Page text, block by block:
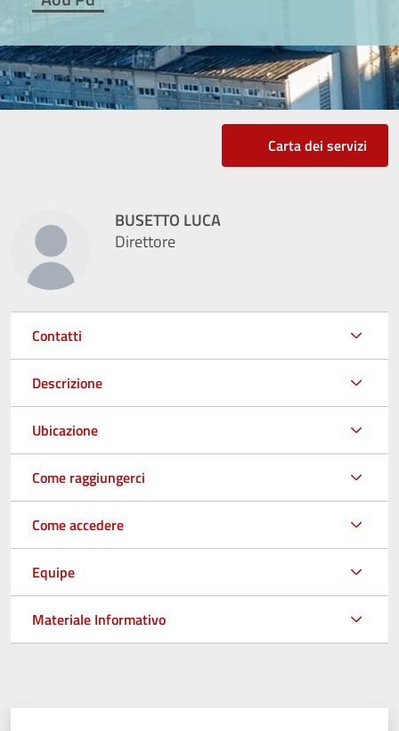
Carta dei servizi
BUSETTO LUCA
Direttore
Contatti
Descrizione
Ubicazione
Come raggiungerci
Come accedere
Equipe
Materiale Informativo